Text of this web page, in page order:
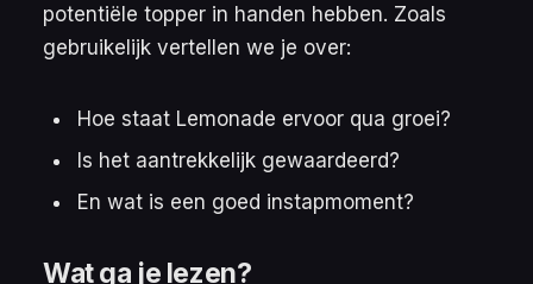
potentiële topper in handen hebben. Zoals
gebruikelijk vertellen we je over:
Hoe staat Lemonade ervoor qua groei?
Is het aantrekkelijk gewaardeerd?
En wat is een goed instapmoment?
Wat ga je lezen?